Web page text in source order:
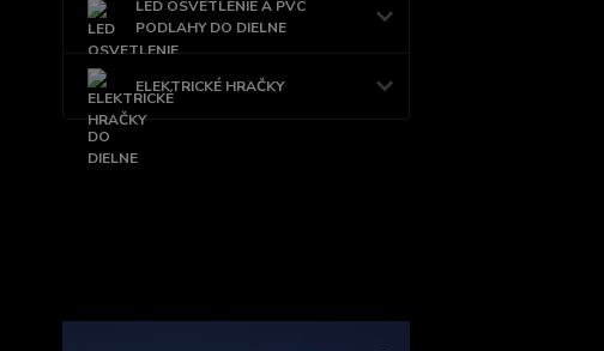
LED OSVETLENIE A PVC
PODLAHY DO DIELNE
ELEKTRICKÉ HRAČKY